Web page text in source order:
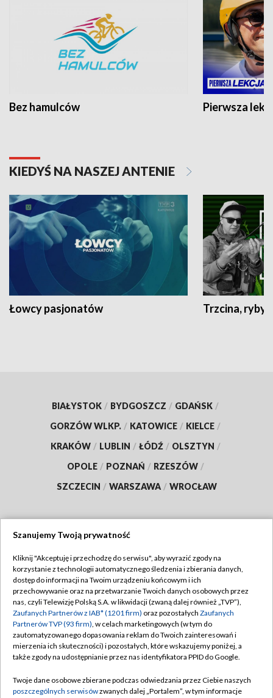
Bez hamulców Pierwsza
KIEDYŚ NA NASZEJ ANTENIE
Łowcy pasjonatów Trzcina, ryby
BIAŁYSTOK / BYDGOSZCZ / GDAŃSK /
GORZÓW WLKP. / KATOWICE / KIELCE /
KRAKÓW / LUBLIN / ŁÓDŹ / OLSZTYN /
OPOLE / POZNAŃ / RZESZÓW /
SZCZECIN / WARSZAWA / WROCŁAW
TVP
Abonament TVP
Emisja w TVP
Centrum informacji TVP
Naziemna Telewizja Cyfrowa
Rada Programowa
Regulamin TVP
Polityka prywatności
Moje zgody
Pomoc
Kontakt
Szanujemy Twoją prywatność
Kliknij "Akceptuję i przechodzę do serwisu", aby wyrazić zgody na
korzystanie z technologii automatycznego śledzenia i zbierania danych,
dostęp do informacji na Twoim urządzeniu końcowym i ich
przechowywanie oraz na przetwarzanie Twoich danych osobowych przez
nas, czyli Telewizję Polską S.A. w likwidacji (zwaną dalej również „TVP”),
Zaufanych Partnerów z IAB* (1201 firm) oraz pozostałych Zaufanych
Partnerów TVP (93 firm), w celach marketingowych (w tym do
zautomatyzowanego dopasowania reklam do Twoich zainteresowań i
mierzenia ich skuteczności) i pozostałych, które wskazujemy poniżej, a
także zgody na udostępnianie przez nas identyfikatora PPID do Google.
Twoje dane osobowe zbierane podczas odwiedzania przez Ciebie naszych
poszczególnych serwisówzwanych dalej „Portalem”, w tym informacje